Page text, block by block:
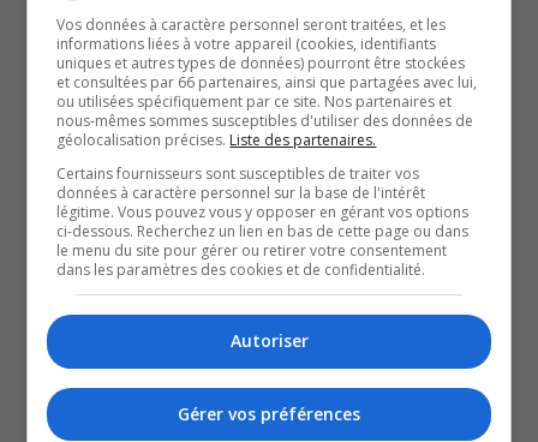
Andrew Molson fait part de sa vision philanthropique
15 avril 2026
Vos données à caractère personnel seront traitées, et les
informations liées à votre appareil (cookies, identifiants
uniques et autres types de données) pourront être stockées
et consultées par 66 partenaires, ainsi que partagées avec lui,
ou utilisées spécifiquement par ce site. Nos partenaires et
nous-mêmes sommes susceptibles d'utiliser des données de
géolocalisation précises. Liste des partenaires.
Certains fournisseurs sont susceptibles de traiter vos
données à caractère personnel sur la base de l'intérêt
légitime. Vous pouvez vous y opposer en gérant vos options
ci-dessous. Recherchez un lien en bas de cette page ou dans
le menu du site pour gérer ou retirer votre consentement
dans les paramètres des cookies et de confidentialité.
Autoriser
Gérer vos préférences